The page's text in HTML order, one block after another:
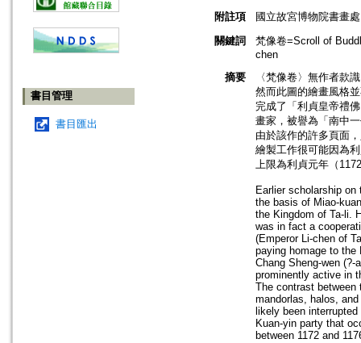
書目管理
書目匯出
附註項
國立故宮博物院書畫處
關鍵詞
梵像卷=Scroll of
chen
摘要
〈梵像卷〉無作者款
然而此圖的繪畫風格
完成了「利貞皇帝禮
畫家，被譽為「南中
由於該作的許多頁面
繪製工作很可能因為
上限為利貞元年（
Earlier scholarship
the basis of Miao-
the Kingdom of Ta-li.
was in fact a
(Emperor Li-chen of
paying homage to
Chang Sheng-wen (?-
prominently active in
The contrast
mandorlas, halos,
likely been
Kuan-yin party that
between 1172 and